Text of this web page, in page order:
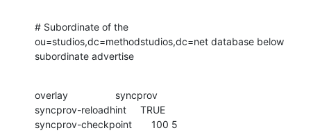
# Subordinate of the
ou=studios,dc=methodstudios,dc=net database below
subordinate advertise
overlay                 syncprov
syncprov-reloadhint     TRUE
syncprov-checkpoint       100 5